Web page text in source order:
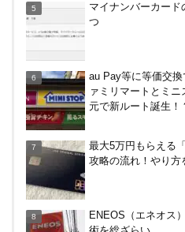
の条件達成で。9/30
クレジットカード
ッシュバック！中小
マイナンバーカー
つ
au Pay等に等価交
ァミリマートとミ
元で新ルート誕生！
最大5万円もらえる
攻略の流れ！やり方
ENEOS（エネオス